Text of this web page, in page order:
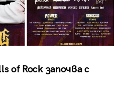
of Rock започва с